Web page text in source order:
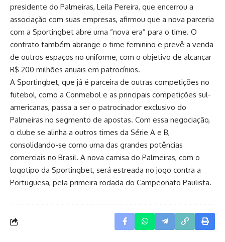
presidente do Palmeiras, Leila Pereira, que encerrou a
associação com suas empresas, afirmou que a nova parceria
com a Sportingbet abre uma “nova era” para o time. O
contrato também abrange o time feminino e prevê a venda
de outros espaços no uniforme, com o objetivo de alcançar
R$ 200 milhões anuais em patrocínios.
A Sportingbet, que já é parceira de outras competições no
futebol, como a Conmebol e as principais competições sul-
americanas, passa a ser o patrocinador exclusivo do
Palmeiras no segmento de apostas. Com essa negociação,
o clube se alinha a outros times da Série A e B,
consolidando-se como uma das grandes potências
comerciais no Brasil. A nova camisa do Palmeiras, com o
logotipo da Sportingbet, será estreada no jogo contra a
Portuguesa, pela primeira rodada do Campeonato Paulista.